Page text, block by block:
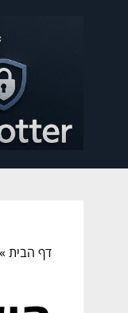
דף הבית»